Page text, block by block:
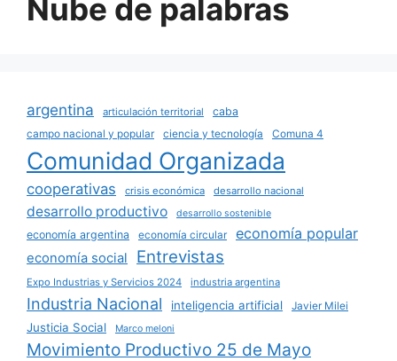
Nube de palabras
argentina articulación territorial
caba
campo nacional y popular
ciencia y tecnología Comuna 4
Comunidad Organizada
cooperativas crisis económica desarrollo nacional
desarrollo productivo desarrollo sostenible
economía argentina economía circular economía popular
economía social Entrevistas
Expo Industrias y Servicios 2024 industria argentina
Industria Nacional inteligencia artificial Javier Milei
Justicia Social Marco meloni
Movimiento Productivo 25 de Mayo